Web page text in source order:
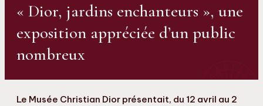
« Dior, jardins enchanteurs », une
exposition appréciée d’un public
nombreux
Le Musée Christian Dior présentait, du 12 avril au 2